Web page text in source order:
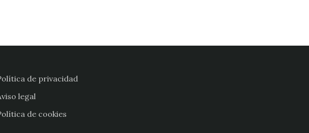
de privacidad
legal
de cookies